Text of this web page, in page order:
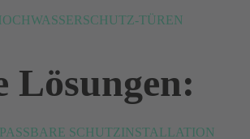
TÜREN
Lösungen:
SCHUTZINSTALLATION